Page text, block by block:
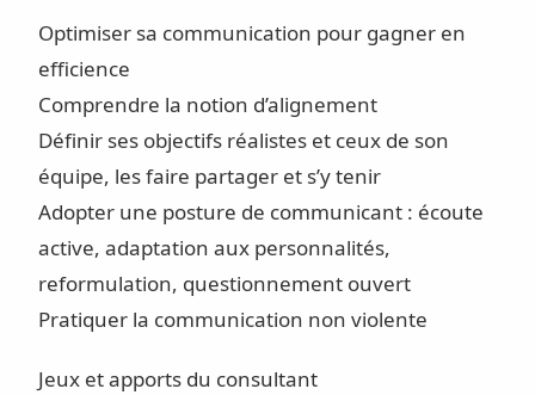
Optimiser sa communication pour gagner en
efficience
Comprendre la notion d’alignement
Définir ses objectifs réalistes et ceux de son
équipe, les faire partager et s’y tenir
Adopter une posture de communicant : écoute
active, adaptation aux personnalités,
reformulation, questionnement ouvert
Pratiquer la communication non violente
Jeux et apports du consultant